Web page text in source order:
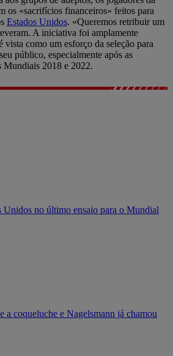
os «sacrifícios financeiros» feitos para
Estados Unidos. «Queremos retribuir um
A iniciativa foi amplamente
vista como um esforço da seleção para
público, especialmente após as
Mundiais 2018 e 2022.
Unidos no último ensaio para o Mundial
a coqueluche e Nagelsmann já chamou